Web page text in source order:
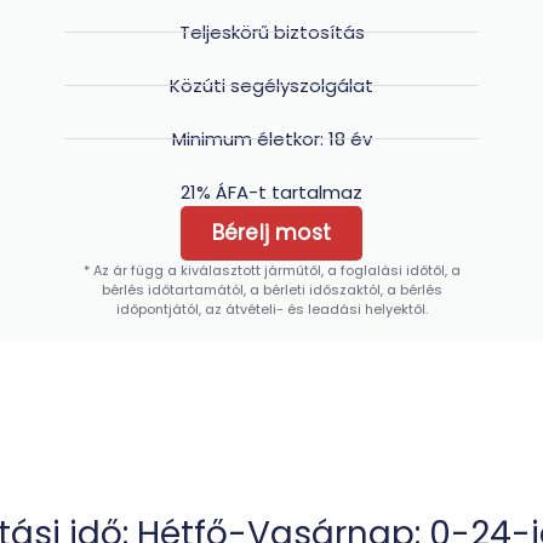
Teljeskörű biztosítás
Közúti segélyszolgálat
Minimum életkor: 18 év
21% ÁFA-t tartalmaz
Bérelj most
* Az ár függ a kiválasztott járműtől, a foglalási időtől, a
bérlés időtartamától, a bérleti időszaktól, a bérlés
időpontjától, az átvételi- és leadási helyektől.